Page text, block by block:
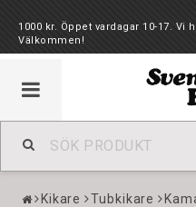
Fri frakt
1000 kr. Öppet vardagar 10-17.
Välkommen!
Kikare Tubkikare